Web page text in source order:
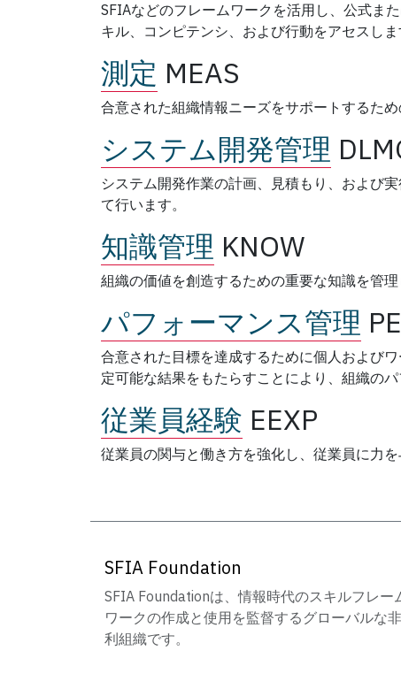
SFIAなどのフレームワークを活用し、公式ま
キル、コンピテンシ、および行動をアセスしま
測定 MEAS
合意された組織情報ニーズをサポートするた
システム開発管理
システム開発作業の計画、見積もり、および
て行います。
知識管理 KNOW
組織の価値を創造するための重要な知識を管理
パフォーマンス管理
合意された目標を達成するために個人および
定可能な結果をもたらすことにより、組織のパ
従業員経験 EEXP
従業員の関与と働き方を強化し、従業員に力
SFIA Foundation
SFIA Foundationは、情報時代のスキルフレー
ワークの作成と使用を監督するグローバルな
利組織です。